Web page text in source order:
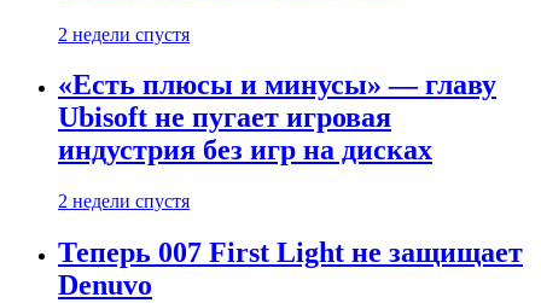
2 недели спустя
«Есть плюсы и минусы» — главу
Ubisoft не пугает игровая
индустрия без игр на дисках
2 недели спустя
Теперь 007 First Light не защищает
Denuvo